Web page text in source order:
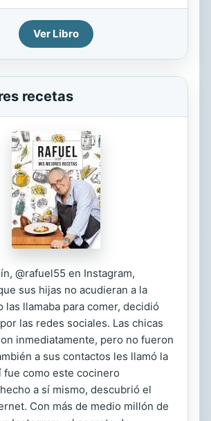
Ver Libro
recetas
@rafuel55 en Instagram,
sus hijas no acudieran a la
las llamaba para comer, decidió
las redes sociales. Las chicas
inmediatamente, pero no fueron
a sus contactos les llamó la
fue como este cocinero
a sí mismo, descubrió el
Con más de medio millón de